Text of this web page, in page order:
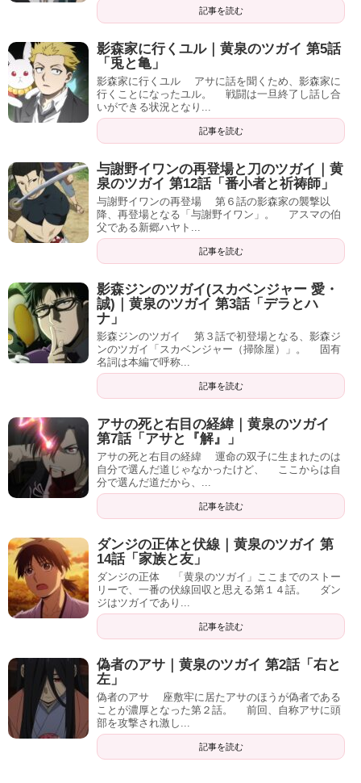
与謝野イワンの再登場と刀のツガイ｜黄
泉のツガイ 第12話「番小者と祈祷師」
与謝野イワンの再登場 第６話の影森家の襲撃以
降、再登場となる「与謝野イワン」。 アスマの伯
父である新郷ハヤト...
記事を読む
影森ジンのツガイ(スカベンジャー 愛・
誠)｜黄泉のツガイ 第3話「デラとハ
ナ」
影森ジンのツガイ 第３話で初登場となる、影森ジ
ンのツガイ「スカベンジャー（掃除屋）」。 固有
名詞は本編で呼称...
記事を読む
アサの死と右目の経緯｜黄泉のツガイ
第7話「アサと『解』」
アサの死と右目の経緯 運命の双子に生まれたのは
自分で選んだ道じゃなかったけど、 ここからは自
分で選んだ道だから、...
記事を読む
ダンジの正体と伏線｜黄泉のツガイ 第
14話「家族と友」
ダンジの正体 「黄泉のツガイ」ここまでのストー
リーで、一番の伏線回収と思える第１４話。 ダン
ジはツガイであり...
記事を読む
偽者のアサ｜黄泉のツガイ 第2話「右と
左」
偽者のアサ 座敷牢に居たアサのほうが偽者である
ことが濃厚となった第２話。 前回、自称アサに頭
部を攻撃され激し...
記事を読む